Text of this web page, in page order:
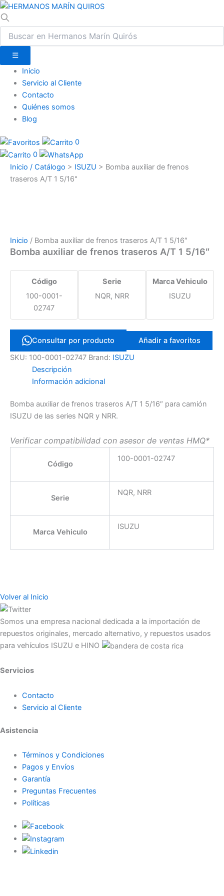
☰
Inicio
Servicio al Cliente
Contacto
Quiénes somos
Blog
0
0
Inicio / Catálogo > ISUZU > Bomba auxiliar de frenos
traseros A/T 1 5/16"
Inicio / Bomba auxiliar de frenos traseros A/T 1 5/16″
Bomba auxiliar de frenos traseros A/T 1 5/16″
Código
100-0001-
02747
Serie
NQR, NRR
Marca Vehiculo
ISUZU
Consultar por producto
Añadir a favoritos
SKU: 100-0001-02747 Brand: ISUZU
Descripción
Información adicional
Bomba auxiliar de frenos traseros A/T 1 5/16″ para camión
ISUZU de las series NQR y NRR.
Verificar compatibilidad con asesor de ventas HMQ*
Código
100-0001-02747
Serie
NQR, NRR
Marca Vehiculo
ISUZU
Volver al Inicio
Somos una empresa nacional dedicada a la importación de
repuestos originales, mercado alternativo, y repuestos usados
para vehículos ISUZU e HINO
Servicios
Contacto
Servicio al Cliente
Asistencia
Términos y Condiciones
Pagos y Envíos
Garantía
Preguntas Frecuentes
Políticas